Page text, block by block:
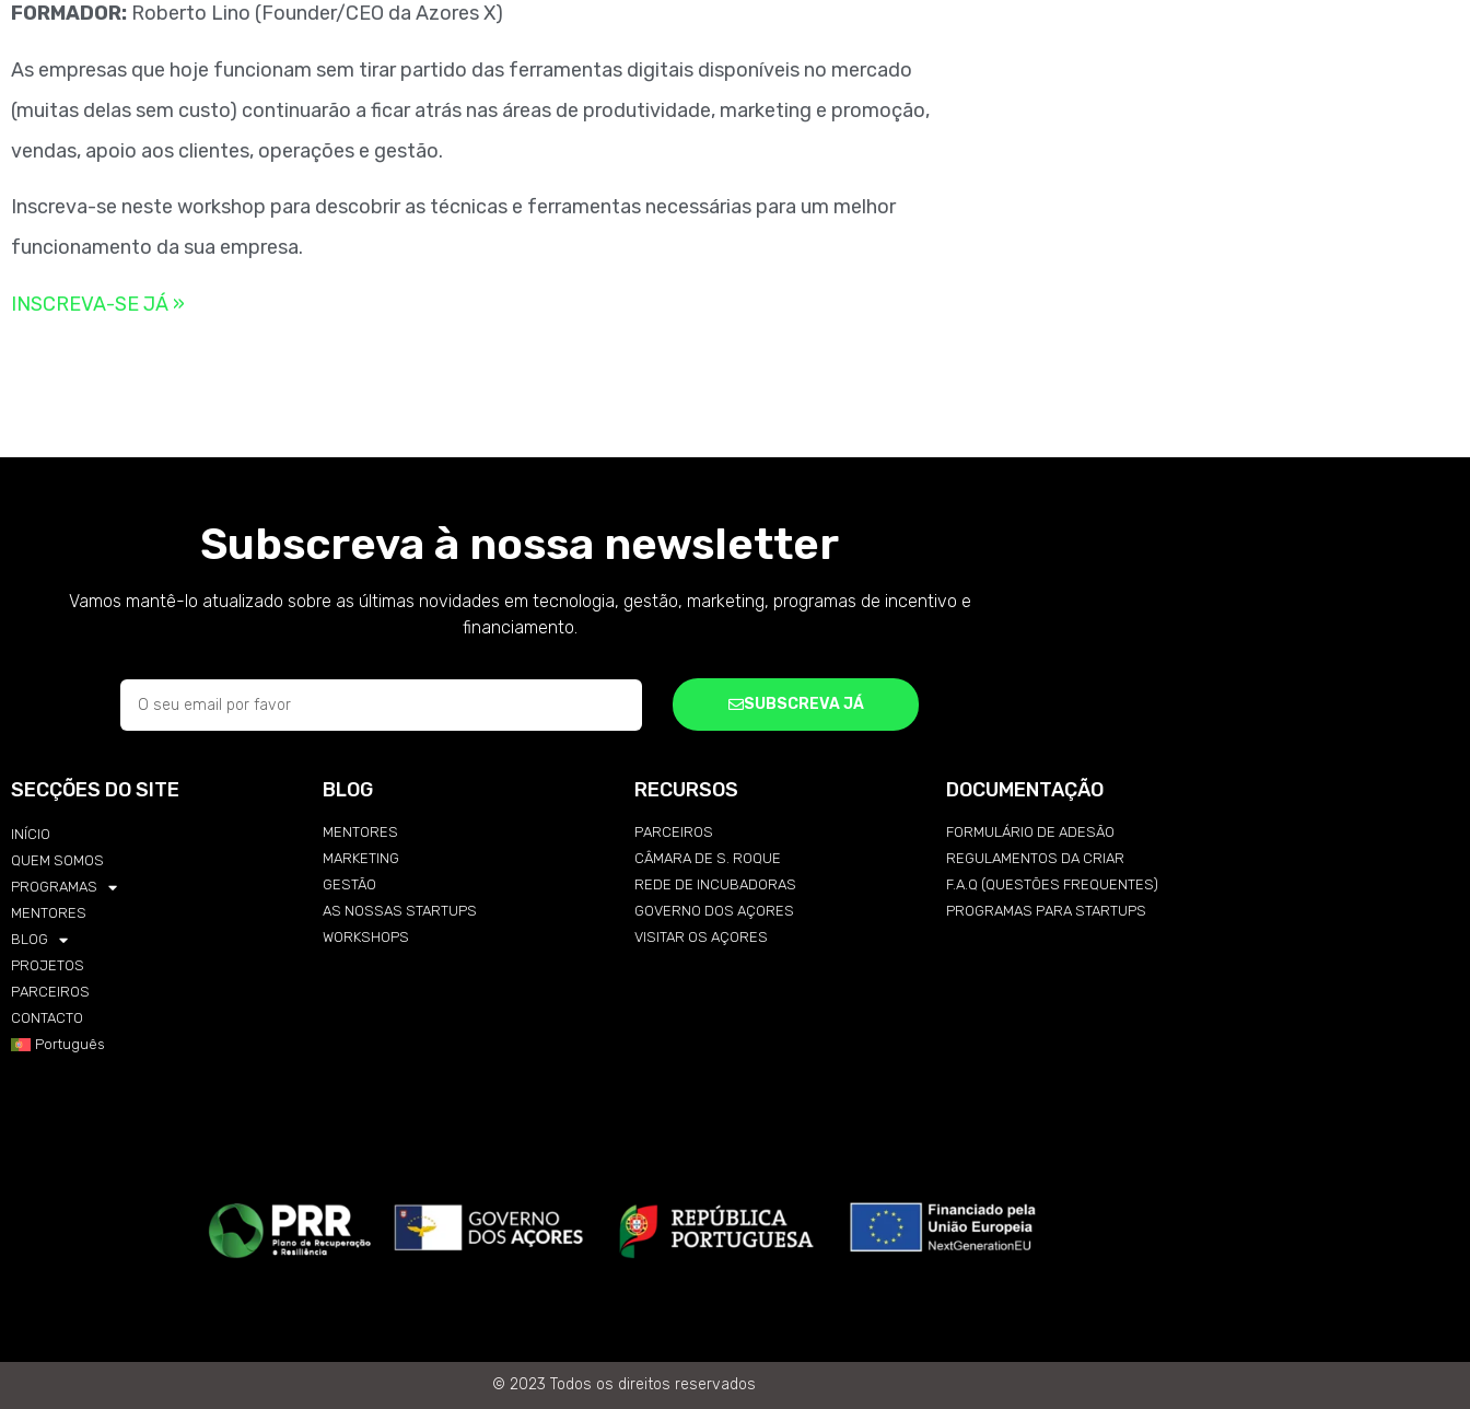
FORMADOR: Roberto Lino (Founder/CEO da Azores X)
As empresas que hoje funcionam sem tirar partido das ferramentas digitais disponíveis no mercado
(muitas delas sem custo) continuarão a ficar atrás nas áreas de produtividade, marketing e promoção,
vendas, apoio aos clientes, operações e gestão.
Inscreva-se neste workshop para descobrir as técnicas e ferramentas necessárias para um melhor
funcionamento da sua empresa.
INSCREVA-SE JÁ »
Subscreva à nossa newsletter
Vamos mantê-lo atualizado sobre as últimas novidades em tecnologia, gestão, marketing, programas de incentivo e
financiamento.
SUBSCREVA JÁ
SECÇÕES DO SITE
INÍCIO
QUEM SOMOS
PROGRAMAS
MENTORES
BLOG
PROJETOS
PARCEIROS
CONTACTO
Português
BLOG
MENTORES
MARKETING
GESTÃO
AS NOSSAS STARTUPS
WORKSHOPS
RECURSOS
PARCEIROS
CÂMARA DE S. ROQUE
REDE DE INCUBADORAS
GOVERNO DOS AÇORES
VISITAR OS AÇORES
DOCUMENTAÇÃO
FORMULÁRIO DE ADESÃO
REGULAMENTOS DA CRIAR
F.A.Q (QUESTÕES FREQUENTES)
PROGRAMAS PARA STARTUPS
© 2023 Todos os direitos reservados